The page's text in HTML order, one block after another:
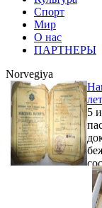
Спорт
Мир
О нас
ПАРТНЕРЫ
Norvegiya
лет
5